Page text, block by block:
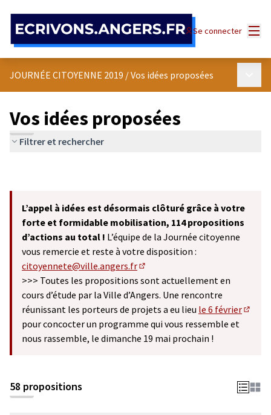
Se connecter
JOURNÉE CITOYENNE 2019 /Vos idées proposées
Vos idées proposées
Filtrer et rechercher
L’appel à idées est désormais clôturé grâce à votre
forte et formidable mobilisation, 114 propositions
d’actions au total ! L’équipe de la Journée citoyenne
vous remercie et reste à votre disposition :
citoyennete@ville.angers.fr
(S'ouvre dans un nouvel onglet)
>>> Toutes les propositions sont actuellement en
cours d’étude par la Ville d’Angers. Une rencontre
réunissant les porteurs de projets a eu lieu le 6 février
pour concocter un programme qui vous ressemble et
nous rassemble, le dimanche 19 mai prochain !
58 propositions